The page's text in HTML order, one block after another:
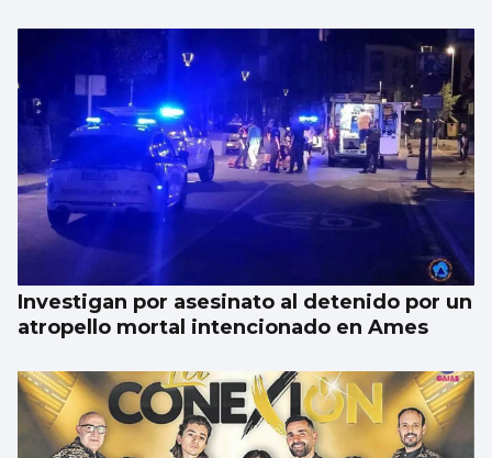
Investigan por asesinato al detenido por un
atropello mortal intencionado en Ames